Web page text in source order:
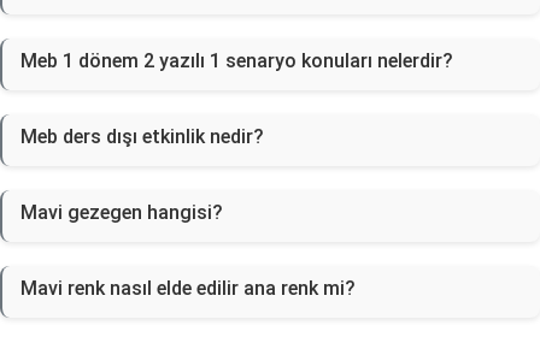
Meb 1 dönem 2 yazılı 1 senaryo konuları nelerdir?
Meb ders dışı etkinlik nedir?
Mavi gezegen hangisi?
Mavi renk nasıl elde edilir ana renk mi?